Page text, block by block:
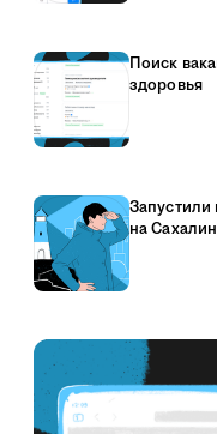
Поиск
здоровья
Запустили
на